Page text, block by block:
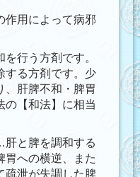
作用によって病邪
行う方剤です。
する方剤です。少
、肝脾不和・脾胃
の【和法】に相当
肝と脾を調和する
胃への横逆、また
疏泄が失調した脾